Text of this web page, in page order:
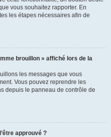
vous souhaitez rapporter. En
les étapes nécessaires afin de
brouillon » affiché lors de la
les messages que vous
Vous pouvez reprendre les
depuis le panneau de contrôle de
approuvé ?